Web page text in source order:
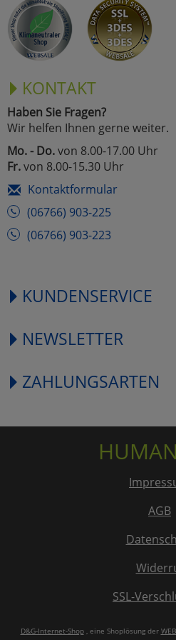
KONTAKT
Haben Sie Fragen?
Wir helfen Ihnen gerne weiter.
Mo. - Do.von 8.00-17.00 Uhr
Fr.von 8.00-15.30 Uhr
Kontaktformular
(06766) 903-225
(06766) 903-223
KUNDENSERVICE
NEWSLETTER
ZAHLUNGSARTEN
AGB
SSL-
D&G-Internet-Shop, eine Shoplösung der
Marketing
Alle
Cookies
Einstellungen